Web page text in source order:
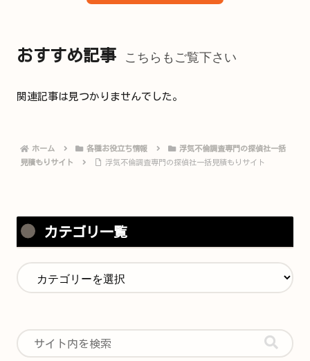
おすすめ記事 こちらもご覧下さい
関連記事は見つかりませんでした。
ホーム 各種お役立ち情報
浮気不倫調査専門の探偵社一括
見積もりサイト
浮気不倫調査専門の探偵社一括見積もりサイト
カテゴリ一覧